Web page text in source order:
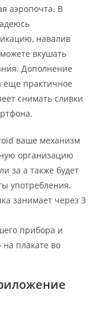
аэропочта. В
навалив
вкушать
Дополнение
практичное
снимать сливки
ваше механизм
организацию
за а также будет
употребления.
занимает через 3
прибора и
на плакате во